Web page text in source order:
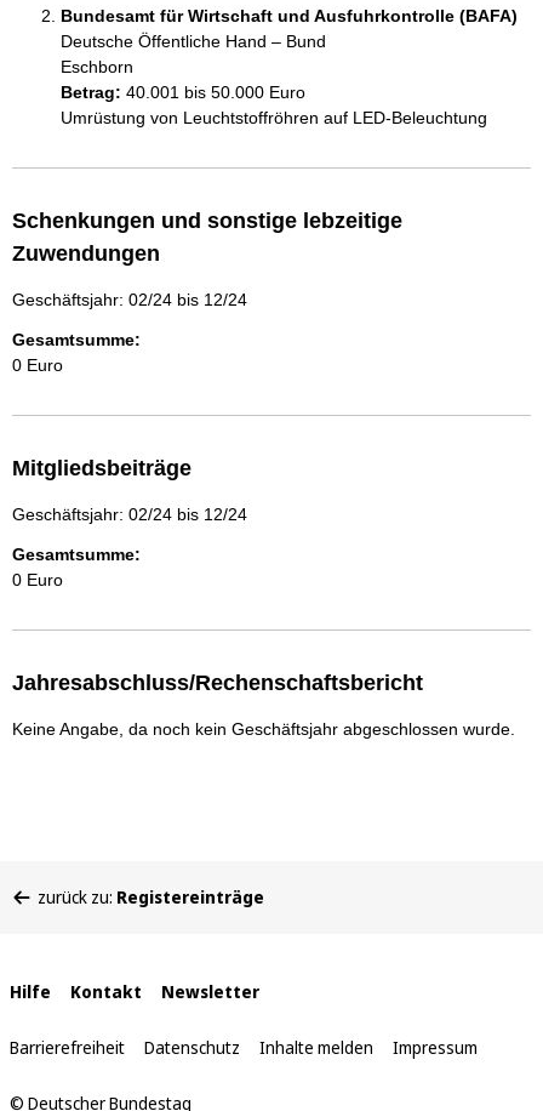
Bundesamt für Wirtschaft und Ausfuhrkontrolle (BAFA)
Deutsche Öffentliche Hand – Bund
Eschborn
Betrag: 40.001 bis 50.000 Euro
Umrüstung von Leuchtstoffröhren auf LED-Beleuchtung
Schenkungen und sonstige lebzeitige
Zuwendungen
Geschäftsjahr: 02/24 bis 12/24
Gesamtsumme:
0 Euro
Mitgliedsbeiträge
Geschäftsjahr: 02/24 bis 12/24
Gesamtsumme:
0 Euro
Jahresabschluss/Rechenschaftsbericht
Keine Angabe, da noch kein Geschäftsjahr abgeschlossen wurde.
befinden
zurück zu: Registereinträge
Interne
Links
Hilfe Kontakt Newsletter
Barrierefreiheit Datenschutz Inhalte melden Impressum
© Deutscher Bundestag